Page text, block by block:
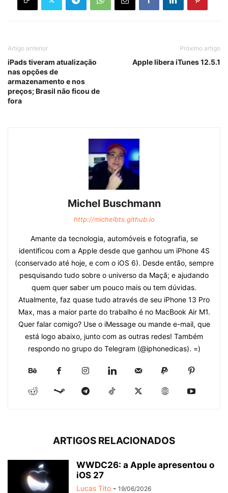
Artigo anterior
iPads tiveram atualização
nas opções de
armazenamento e nos
preços; Brasil não ficou de
fora
Próximo artigo
Apple libera iTunes 12.5.1
Michel Buschmann
http://michelbts.github.io
Amante da tecnologia, automóveis e fotografia, se
identificou com a Apple desde que ganhou um iPhone 4S
(conservado até hoje, e com o iOS 6). Desde então, sempre
pesquisando tudo sobre o universo da Maçã; e ajudando
quem quer saber um pouco mais ou tem dúvidas.
Atualmente, faz quase tudo através de seu iPhone 13 Pro
Max, mas a maior parte do trabalho é no MacBook Air M1.
Quer falar comigo? Use o iMessage ou mande e-mail, que
está logo abaixo, junto com as outras redes! Também
respondo no grupo do Telegram (@iphonedicas). =)
ARTIGOS RELACIONADOS
WWDC26: a Apple apresentou o
iOS 27
Lucas Tito - 19/06/2026